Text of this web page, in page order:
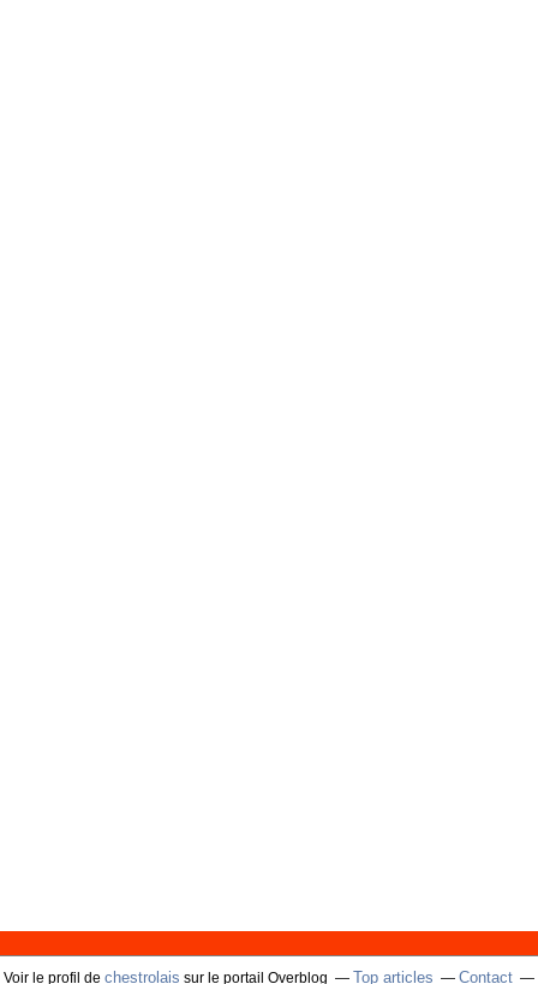
Voir le profil de chestrolais sur le portail Overblog Top articles Contact